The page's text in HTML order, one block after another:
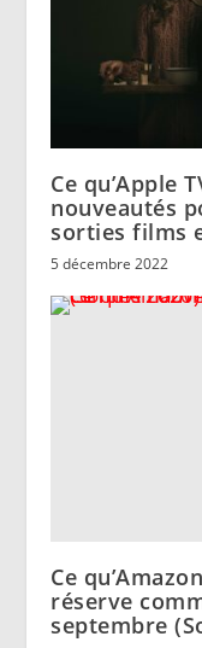
Ce qu’Apple
nouveautés
sorties films
5 décembre 2022
Ce
réserve
septembre